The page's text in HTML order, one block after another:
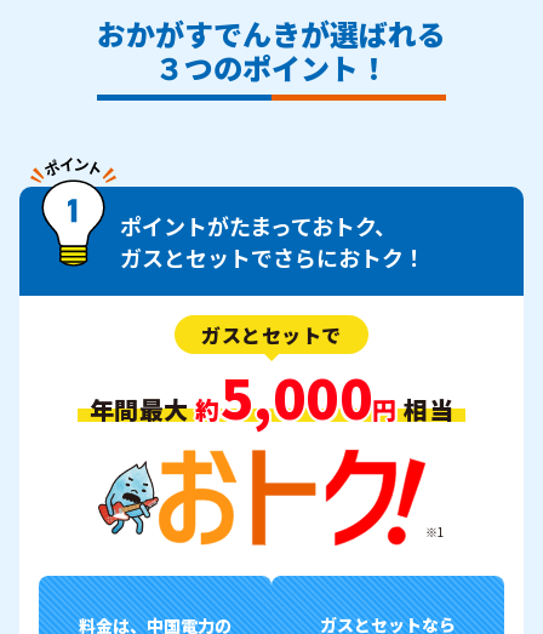
おかがすでんきが選ばれる
３つのポイント！
ポイントがたまっておトク、
ガスとセットでさらにおトク！
ガスとセットで
年間最大約5,000円相当
※1
料金は、中国電力の
ガスとセットなら